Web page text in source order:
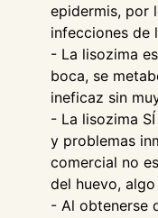
epidermis, por
infecciones de
- La lisozima
boca, se
ineficaz sin
- La lisozima
y problemas
comercial no
del huevo,
- Al obtenerse